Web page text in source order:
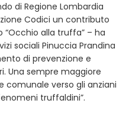
di Regione Lombardia
Codici un contributo
“Occhio alla truffa” – ha
sociali Pinuccia Prandina
di prevenzione e
Una sempre maggiore
comunale verso gli anziani
truffaldini”.